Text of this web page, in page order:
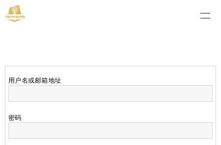
用户名或邮箱地址
密码